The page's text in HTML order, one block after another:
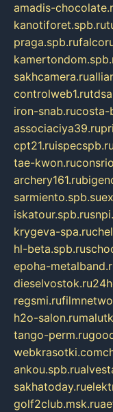
amadis-
kanotiforet.spb.ru
praga.spb.ru
sakhcamera.ru
controlweb1.ru
iron-snab.rucosta-
associaciya39.ru
cpt21.ruispecspb.ru
tae-kwon.ru
archery161.ru
sarmiento.spb.su
iskatour.spb.ru
krygeva-spa.ru
hl-beta.spb.ru
epoha-
dieselvostok.ru
regsmi.ru
h2o-salon.ru
tango-perm.ru
webkrasotki.com
ankou.spb.ru
sakhatoday.ru
golf2club.msk.ru